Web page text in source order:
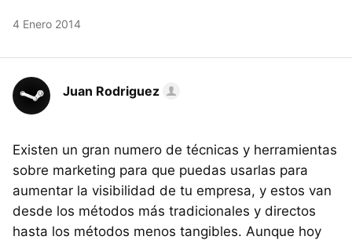
4 Enero 2014
Juan Rodriguez
Existen un gran numero de técnicas y herramientas
sobre marketing para que puedas usarlas para
aumentar la visibilidad de tu empresa, y estos van
desde los métodos más tradicionales y directos
hasta los métodos menos tangibles. Aunque hoy